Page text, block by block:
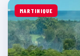
MARTINIQUE